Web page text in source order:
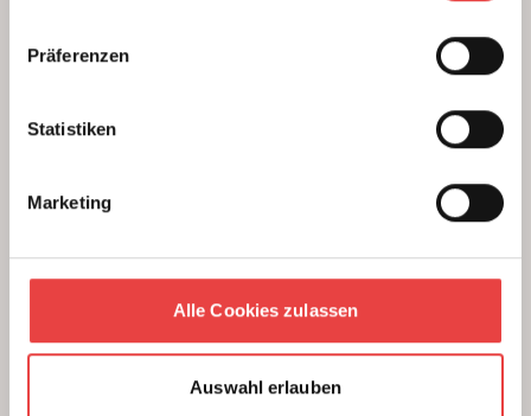
Präferenzen
Statistiken
Marketing
Alle Cookies zulassen
Auswahl erlauben
Unterstützung beim Hausbau
Modernisierung von Bestandsimmobilien
Wer sind unsere Experten
Themenratgeber
Wohnungskauf